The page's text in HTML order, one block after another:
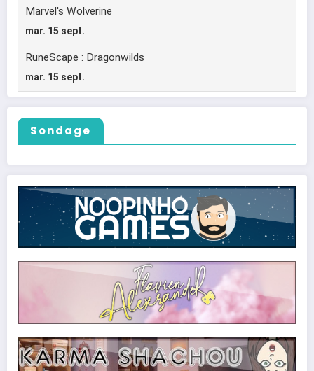
Sondage